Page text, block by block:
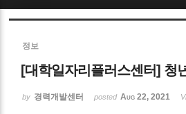
정보
[대학일자리플러스센터] 청
by 경력개발센터 posted Aug 22, 2021
Sketchbook5, 스